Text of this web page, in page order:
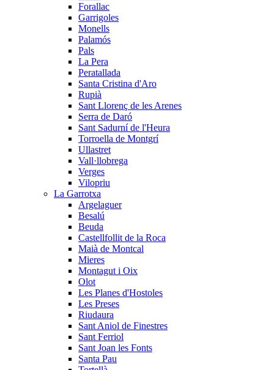
Forallac
Garrigoles
Monells
Palamós
Pals
La Pera
Peratallada
Santa Cristina d'Aro
Rupià
Sant Llorenç de les Arenes
Serra de Daró
Sant Sadurní de l'Heura
Torroella de Montgrí
Ullastret
Vall·llobrega
Verges
Vilopriu
La Garrotxa
Argelaguer
Besalú
Beuda
Castellfollit de la Roca
Maià de Montcal
Mieres
Montagut i Oix
Olot
Les Planes d'Hostoles
Les Preses
Riudaura
Sant Aniol de Finestres
Sant Ferriol
Sant Joan les Fonts
Santa Pau